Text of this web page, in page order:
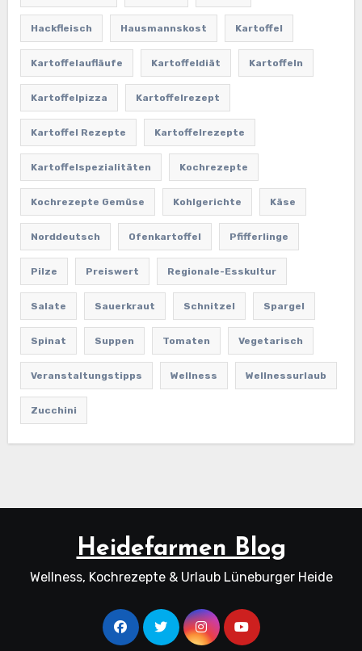
Hackfleisch Hausmannskost Kartoffel
Kartoffelaufläufe Kartoffeldiät Kartoffeln
Kartoffelpizza Kartoffelrezept
Kartoffel Rezepte Kartoffelrezepte
Kartoffelspezialitäten Kochrezepte
Kochrezepte Gemüse Kohlgerichte Käse
Norddeutsch Ofenkartoffel Pfifferlinge
Pilze Preiswert Regionale-Esskultur
Salate Sauerkraut Schnitzel Spargel
Spinat Suppen Tomaten Vegetarisch
Veranstaltungstipps Wellness Wellnessurlaub
Zucchini
Heidefarmen Blog
Wellness, Kochrezepte & Urlaub Lüneburger Heide